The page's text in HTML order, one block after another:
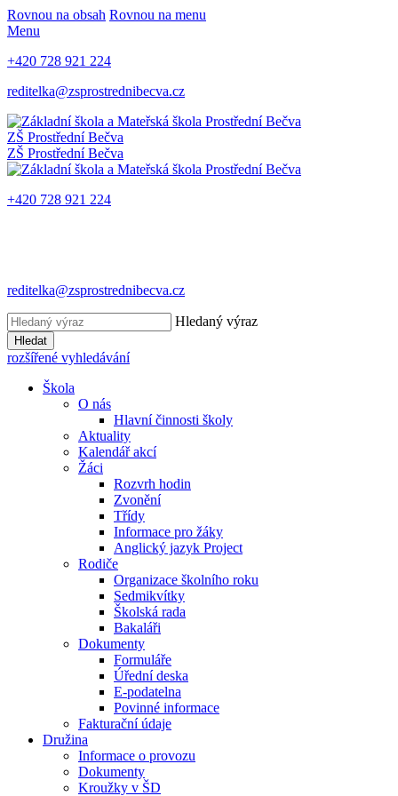
Rovnou na obsah Rovnou na menu
Menu
+420 728 921 224
reditelka@zsprostrednibecva.cz
ZŠ Prostřední Bečva
ZŠ Prostřední Bečva
+420 728 921 224
reditelka@zsprostrednibecva.cz
Hledaný výraz
Hledat
rozšířené vyhledávání
Škola
O nás
Hlavní činnosti školy
Aktuality
Kalendář akcí
Žáci
Rozvrh hodin
Zvonění
Třídy
Informace pro žáky
Anglický jazyk Project
Rodiče
Organizace školního roku
Sedmikvítky
Školská rada
Bakaláři
Dokumenty
Formuláře
Úřední deska
E-podatelna
Povinné informace
Fakturační údaje
Družina
Informace o provozu
Dokumenty
Kroužky v ŠD